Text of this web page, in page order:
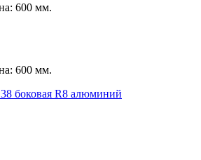
600 мм.
600 мм.
боковая R8 алюминий